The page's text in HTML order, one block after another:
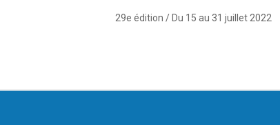
29e édition / Du 15 au 31 juillet 2022